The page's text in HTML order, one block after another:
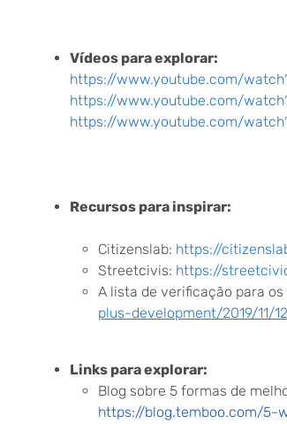
Vídeos para explorar:
https://www.youtube.com/
https://www.youtube.com/
https://www.youtube.com/
Recursos para inspirar:
Citizenslab: https://
Streetcivis: https://
A lista de verificação para
plus-development/2019/11/
Links para explorar:
Blog sobre 5 formas de
https://blog.temboo.com/